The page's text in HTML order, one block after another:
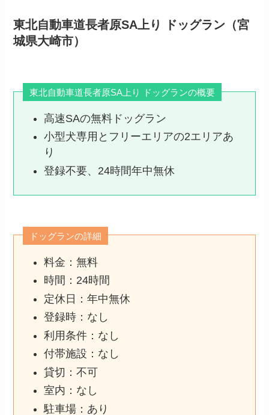
東北自動車道長者原SA上り ドッグラン（宮
城県大崎市）
東北自動車道長者原SA上り ドッグランの概要
高速SAの無料ドッグラン
小型犬専用とフリーエリアの2エリアあ
り
登録不要、24時間年中無休
ドッグランの詳細
料金：無料
時間：24時間
定休日：年中無休
登録時：なし
利用条件：なし
付帯施設：なし
貸切：不可
室内：なし
駐車場：あり